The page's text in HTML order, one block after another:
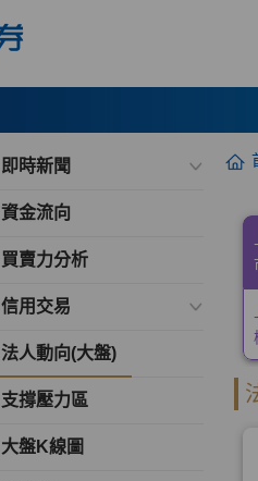
即時新聞
資金流向
買賣力分析
信用交易
法人動向(大盤)
支撐壓力區
大盤K線圖